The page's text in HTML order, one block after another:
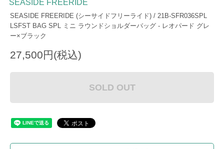
SEASIDE FREERIDE
SEASIDE FREERIDE (シーサイドフリーライド) / 21B-SFR036SPL
LSFST BAG SPL ミニ ラウンドショルダーバッグ - レオパード グレ
ー×ブラック
27,500円(税込)
SOLD OUT